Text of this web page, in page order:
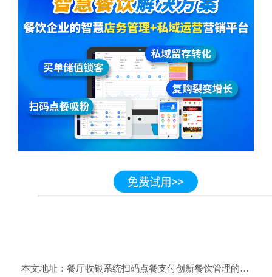
本文地址： 餐厅收银系统扫码点餐支付创新餐饮管理的技术应